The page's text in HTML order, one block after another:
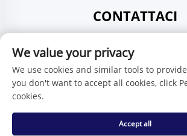
CONTATTACI
Circoscrizione Pingdi, Shenzhen,
Tel:+86-15986647296
E-mail: [email protected]
Diritti d'autore © Shenzhen
We value your privacy
We use cookies and similar tools to
you don't want to accept all cookies, click
cookies.
Accept all